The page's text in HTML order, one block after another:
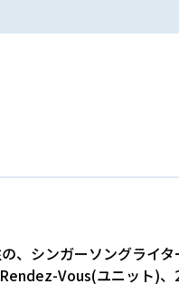
、シンガーソングライ
Vous(ユニット)